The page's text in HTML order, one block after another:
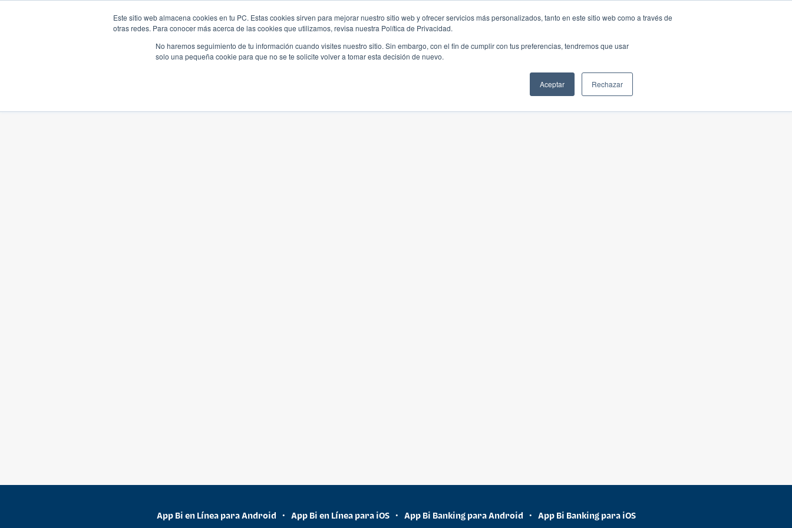
Este sitio web almacena cookies en tu PC. Estas cookies sirven para mejorar nuestro sitio web y ofrecer servicios más personalizados, tanto en este sitio web como a través de
otras redes. Para conocer más acerca de las cookies que utilizamos, revisa nuestra Política de Privacidad.
No haremos seguimiento de tu información cuando visites nuestro sitio. Sin embargo, con el fin de cumplir con tus preferencias, tendremos que usar
solo una pequeña cookie para que no se te solicite volver a tomar esta decisión de nuevo.
Aceptar Rechazar
App Bi en Línea para Android • App Bi en Línea para iOS • App Bi Banking para Android • App Bi Banking para iOS